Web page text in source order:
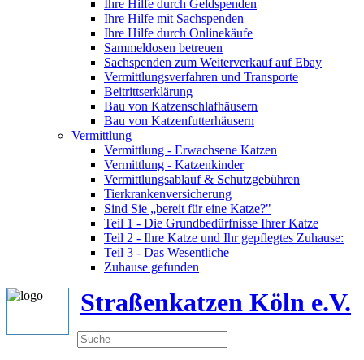
Ihre Hilfe durch Geldspenden
Ihre Hilfe mit Sachspenden
Ihre Hilfe durch Onlinekäufe
Sammeldosen betreuen
Sachspenden zum Weiterverkauf auf Ebay
Vermittlungsverfahren und Transporte
Beitrittserklärung
Bau von Katzenschlafhäusern
Bau von Katzenfutterhäusern
Vermittlung
Vermittlung - Erwachsene Katzen
Vermittlung - Katzenkinder
Vermittlungsablauf & Schutzgebühren
Tierkrankenversicherung
Sind Sie „bereit für eine Katze?"
Teil 1 - Die Grundbedürfnisse Ihrer Katze
Teil 2 - Ihre Katze und Ihr gepflegtes Zuhause:
Teil 3 - Das Wesentliche
Zuhause gefunden
Straßenkatzen Köln e.V.